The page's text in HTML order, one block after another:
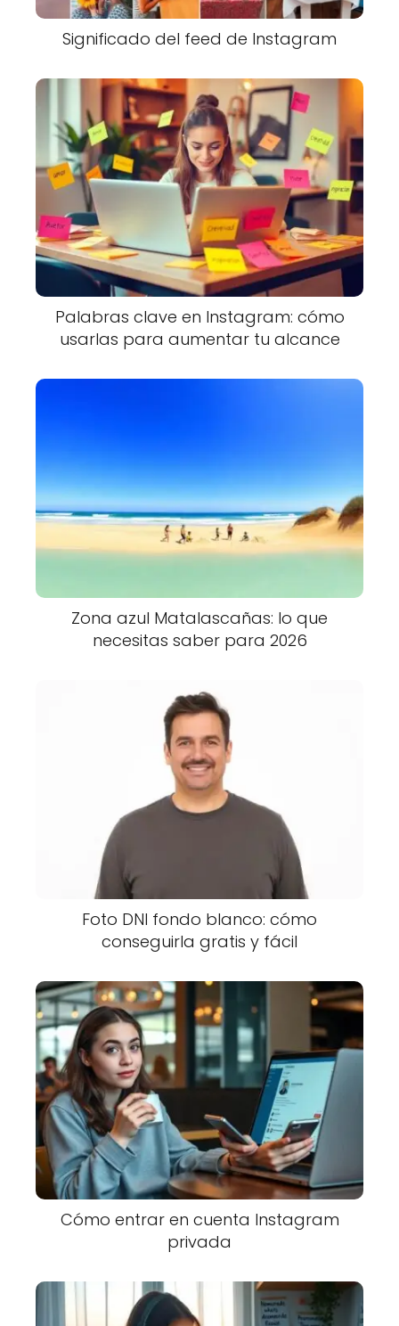
Significado del feed de Instagram
Palabras clave en Instagram: cómo
usarlas para aumentar tu alcance
Zona azul Matalascañas: lo que
necesitas saber para 2026
Foto DNI fondo blanco: cómo
conseguirla gratis y fácil
Cómo entrar en cuenta Instagram
privada